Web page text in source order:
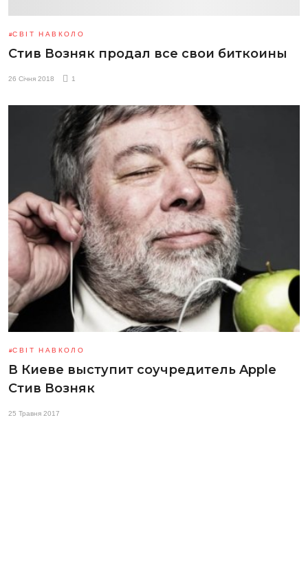
СВІТ НАВКОЛО
Стив Возняк продал все свои биткоины
26 Січня 2018 1
СВІТ НАВКОЛО
В Киеве выступит соучредитель Apple
Стив Возняк
25 Травня 2017